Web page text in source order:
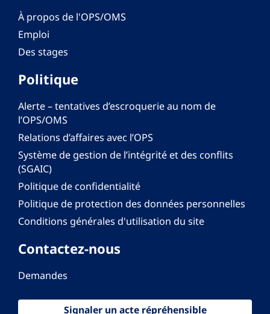
À propos de l'OPS/OMS
Emploi
Des stages
Politique
Alerte – tentatives d’escroquerie au nom de
l’OPS/OMS
Relations d’affaires avec l’OPS
Système de gestion de l’intégrité et des conflits
(SGAIC)
Politique de confidentialité
Politique de protection des données personnelles
Conditions générales d'utilisation du site
Contactez-nous
Demandes
Signaler un acte répréhensible